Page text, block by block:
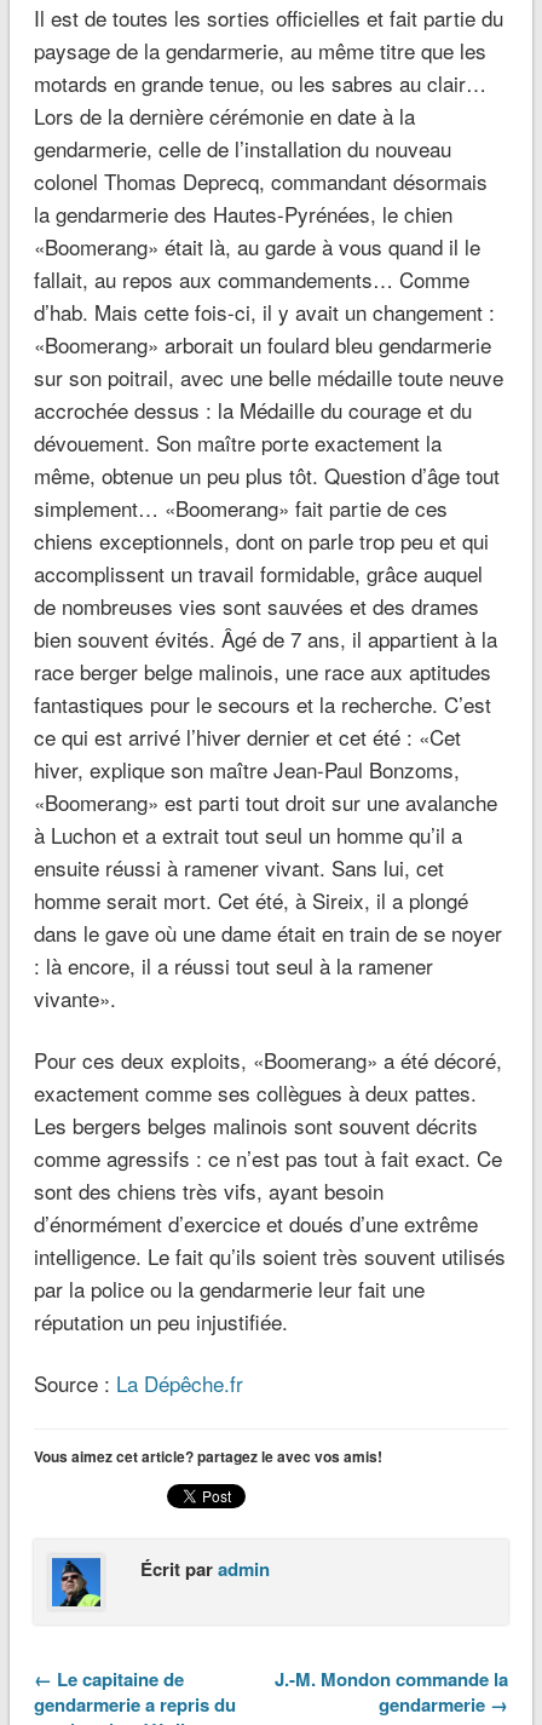
Il est de toutes les sorties officielles et fait partie du
paysage de la gendarmerie, au même titre que les
motards en grande tenue, ou les sabres au clair…
Lors de la dernière cérémonie en date à la
gendarmerie, celle de l’installation du nouveau
colonel Thomas Deprecq, commandant désormais
la gendarmerie des Hautes-Pyrénées, le chien
«Boomerang» était là, au garde à vous quand il le
fallait, au repos aux commandements… Comme
d’hab. Mais cette fois-ci, il y avait un changement :
«Boomerang» arborait un foulard bleu gendarmerie
sur son poitrail, avec une belle médaille toute neuve
accrochée dessus : la Médaille du courage et du
dévouement. Son maître porte exactement la
même, obtenue un peu plus tôt. Question d’âge tout
simplement… «Boomerang» fait partie de ces
chiens exceptionnels, dont on parle trop peu et qui
accomplissent un travail formidable, grâce auquel
de nombreuses vies sont sauvées et des drames
bien souvent évités. Âgé de 7 ans, il appartient à la
race berger belge malinois, une race aux aptitudes
fantastiques pour le secours et la recherche. C’est
ce qui est arrivé l’hiver dernier et cet été : «Cet
hiver, explique son maître Jean-Paul Bonzoms,
«Boomerang» est parti tout droit sur une avalanche
à Luchon et a extrait tout seul un homme qu’il a
ensuite réussi à ramener vivant. Sans lui, cet
homme serait mort. Cet été, à Sireix, il a plongé
dans le gave où une dame était en train de se noyer
: là encore, il a réussi tout seul à la ramener
vivante».
Pour ces deux exploits, «Boomerang» a été décoré,
exactement comme ses collègues à deux pattes.
Les bergers belges malinois sont souvent décrits
comme agressifs : ce n’est pas tout à fait exact. Ce
sont des chiens très vifs, ayant besoin
d’énormément d’exercice et doués d’une extrême
intelligence. Le fait qu’ils soient très souvent utilisés
par la police ou la gendarmerie leur fait une
réputation un peu injustifiée.
Source : La Dépêche.fr
Vous aimez cet article? partagez le avec vos amis!
Écrit paradmin
← Le capitaine de
gendarmerie a repris du
J.-M. Mondon commande la
gendarmerie →